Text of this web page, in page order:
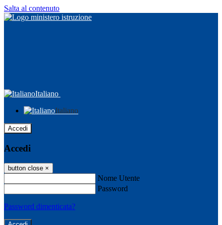
Salta al contenuto
Italiano
Italiano
Accedi
Accedi
button close ×
Nome Utente
Password
Password dimenticata?